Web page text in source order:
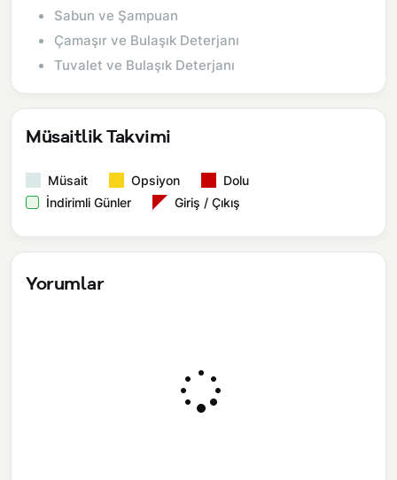
Sabun ve Şampuan
Çamaşır ve Bulaşık Deterjanı
Tuvalet ve Bulaşık Deterjanı
Müsaitlik Takvimi
Müsait Opsiyon
Dolu
İndirimli Günler
Giriş / Çıkış
Yorumlar